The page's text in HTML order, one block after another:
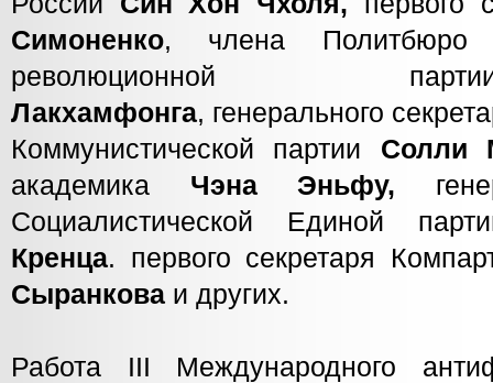
Симоненко, члена Политбюро
революционной
Лакхамфонга, генерального
Коммунистической партии Солли
академика Чэна Эньфу,
Социалистической Единой
Кренца. первого секретаря
Сыранкова и других.
Работа III Международного